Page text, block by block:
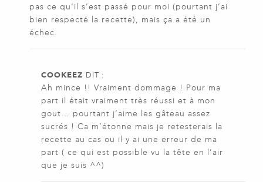
pas ce qu’il s’est passé pour moi (pourtant j’ai
bien respecté la recette), mais ça a été un
échec.
COOKEEZ DIT :
Ah mince !! Vraiment dommage ! Pour ma
part il était vraiment très réussi et à mon
gout… pourtant j’aime les gâteau assez
sucrés ! Ca m’étonne mais je retesterais la
recette au cas ou il y ai une erreur de ma
part ( ce qui est possible vu la tête en l’air
que je suis ^^)